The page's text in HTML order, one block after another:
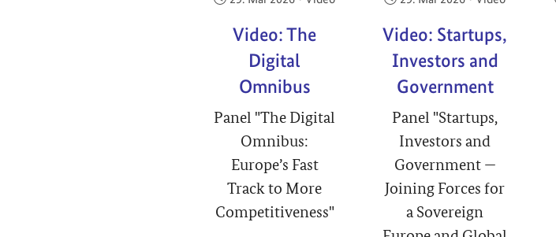
Video: The
Digital
Omnibus
Panel "The Digital
Omnibus:
Europe’s Fast
Track to More
Competitiveness"
Video: Startups,
Investors and
Government
Panel "Startups,
Investors and
Government —
Joining Forces for
a Sovereign